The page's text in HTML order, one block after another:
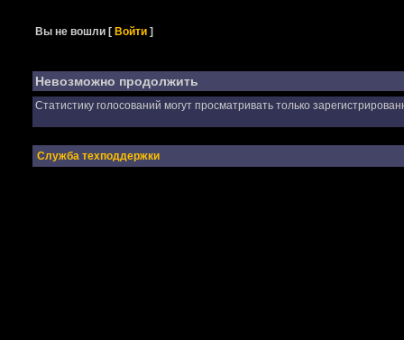
Вы не вошли [Войти ]
Невозможно продолжить
Статистику голосований могут просматривать только
Служба техподдержки